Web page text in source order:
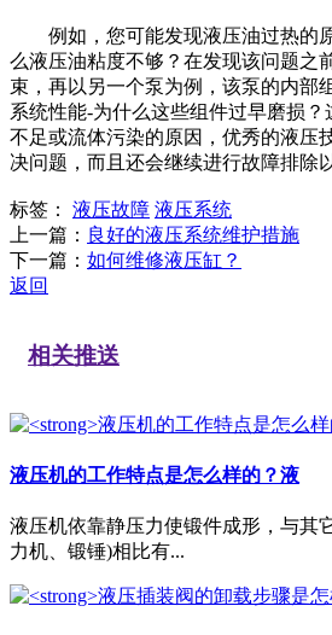
例如，您可能发现液压油过热的
么液压油粘度不够？在发现该问题之
束，再以另一个泵为例，该泵的内部
系统性能-为什么这些组件过早磨损
不足或流体污染的原因，优秀的液压
决问题，而且还会继续进行故障排除
标签： 液压故障 液压系统
上一篇： 良好的液压系统维护措施
下一篇： 如何维修液压缸？
返回
相关推送
液压机的工作特点是怎么样的？液
液压机依靠静压力使锻件成形，与其
力机、锻锤)相比有...